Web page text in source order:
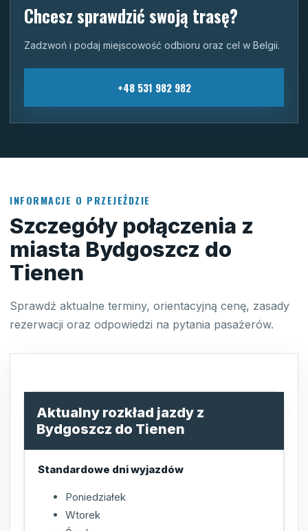
Chcesz sprawdzić swoją trasę?
Zadzwoń i podaj miejscowość odbioru oraz cel w Belgii.
+48 531 982 982
INFORMACJE O PRZEJEŹDZIE
Szczegóły połączenia z
miasta Bydgoszcz do
Tienen
Sprawdź aktualne terminy, orientacyjną cenę, zasady
rezerwacji oraz odpowiedzi na pytania pasażerów.
Aktualny rozkład jazdy z
Bydgoszcz do Tienen
Standardowe dni wyjazdów
Poniedziałek
Wtorek